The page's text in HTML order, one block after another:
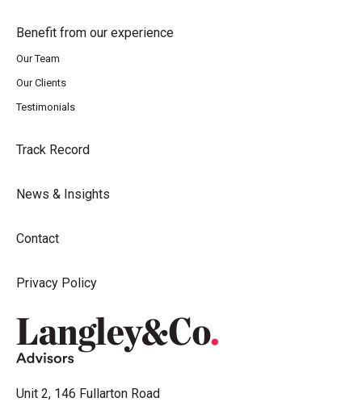
Benefit from our experience
Our Team
Our Clients
Testimonials
Track Record
News & Insights
Contact
Privacy Policy
Unit 2, 146 Fullarton Road